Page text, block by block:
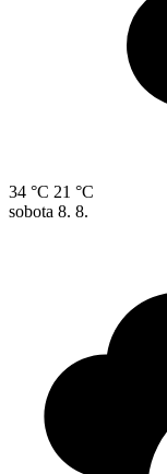
34 °C 21 °C
sobota 8. 8.